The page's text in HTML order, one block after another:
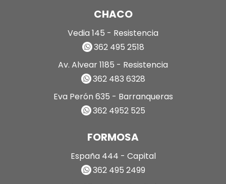
CHACO
Vedia 145 - Resistencia
362 495 2518
Av. Alvear 1185 - Resistencia
362 483 6328
Eva Perón 635 - Barranqueras
362 4952 525
FORMOSA
España 444 - Capital
362 495 2499